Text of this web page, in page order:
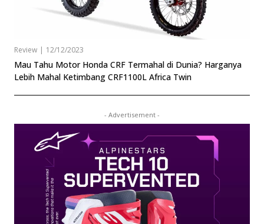
Review | 12/12/2023
Mau Tahu Motor Honda CRF Termahal di Dunia? Harganya
Lebih Mahal Ketimbang CRF1100L Africa Twin
- Advertisement -